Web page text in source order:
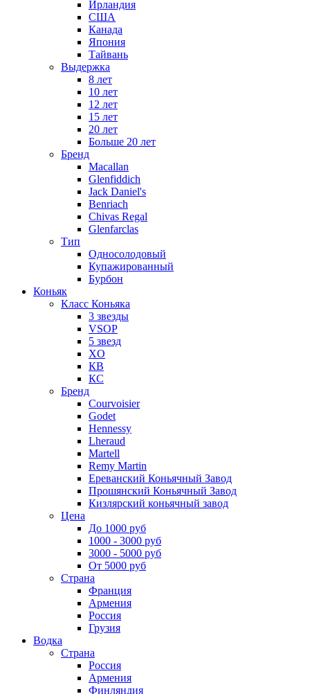
Ирландия
США
Канада
Япония
Тайвань
Выдержка
8 лет
10 лет
12 лет
15 лет
20 лет
Больше 20 лет
Бренд
Macallan
Glenfiddich
Jack Daniel's
Benriach
Chivas Regal
Glenfarclas
Тип
Односолодовый
Купажированный
Бурбон
Коньяк
Класс Коньяка
3 звезды
VSOP
5 звезд
XO
КВ
КС
Бренд
Courvoisier
Godet
Hennessy
Lheraud
Martell
Remy Martin
Ереванский Коньячный Завод
Прошянский Коньячный Завод
Кизлярский коньячный завод
Цена
До 1000 руб
1000 - 3000 руб
3000 - 5000 руб
От 5000 руб
Страна
Франция
Армения
Россия
Грузия
Водка
Страна
Россия
Армения
Финляндия